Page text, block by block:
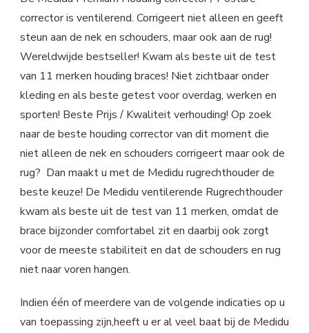
corrector is ventilerend. Corrigeert niet alleen en geeft
steun aan de nek en schouders, maar ook aan de rug!
Wereldwijde bestseller! Kwam als beste uit de test
van 11 merken houding braces! Niet zichtbaar onder
kleding en als beste getest voor overdag, werken en
sporten! Beste Prijs / Kwaliteit verhouding! Op zoek
naar de beste houding corrector van dit moment die
niet alleen de nek en schouders corrigeert maar ook de
rug? Dan maakt u met de Medidu rugrechthouder de
beste keuze! De Medidu ventilerende Rugrechthouder
kwam als beste uit de test van 11 merken, omdat de
brace bijzonder comfortabel zit en daarbij ook zorgt
voor de meeste stabiliteit en dat de schouders en rug
niet naar voren hangen.
Indien één of meerdere van de volgende indicaties op u
van toepassing zijn,heeft u er al veel baat bij de Medidu